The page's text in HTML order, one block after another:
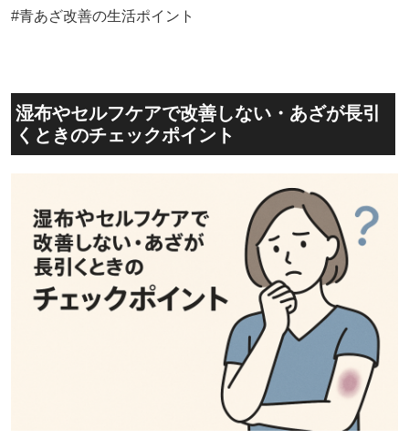
#青あざ改善の生活ポイント
湿布やセルフケアで改善しない・あざが長引
くときのチェックポイント